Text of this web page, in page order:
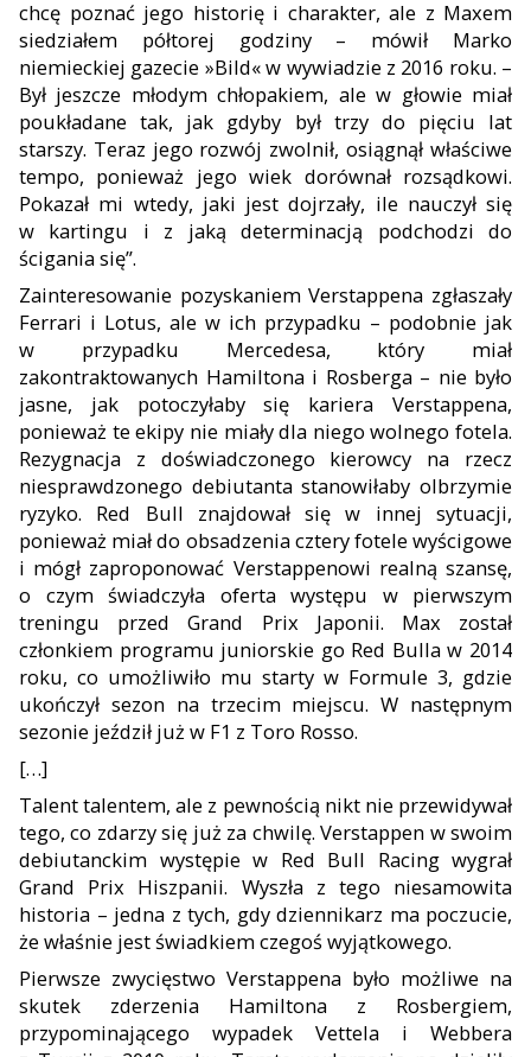
chcę poznać jego historię i charakter, ale z Maxem
siedziałem półtorej godziny – mówił Marko
niemieckiej gazecie »Bild« w wywiadzie z 2016 roku. –
Był jeszcze młodym chłopakiem, ale w głowie miał
poukładane tak, jak gdyby był trzy do pięciu lat
starszy. Teraz jego rozwój zwolnił, osiągnął właściwe
tempo, ponieważ jego wiek dorównał rozsądkowi.
Pokazał mi wtedy, jaki jest dojrzały, ile nauczył się
w kartingu i z jaką determinacją podchodzi do
ścigania się”.
Zainteresowanie pozyskaniem Verstappena zgłaszały
Ferrari i Lotus, ale w ich przypadku – podobnie jak
w przypadku Mercedesa, który miał
zakontraktowanych Hamiltona i Rosberga – nie było
jasne, jak potoczyłaby się kariera Verstappena,
ponieważ te ekipy nie miały dla niego wolnego fotela.
Rezygnacja z doświadczonego kierowcy na rzecz
niesprawdzonego debiutanta stanowiłaby olbrzymie
ryzyko. Red Bull znajdował się w innej sytuacji,
ponieważ miał do obsadzenia cztery fotele wyścigowe
i mógł zaproponować Verstappenowi realną szansę,
o czym świadczyła oferta występu w pierwszym
treningu przed Grand Prix Japonii. Max został
członkiem programu juniorskie go Red Bulla w 2014
roku, co umożliwiło mu starty w Formule 3, gdzie
ukończył sezon na trzecim miejscu. W następnym
sezonie jeździł już w F1 z Toro Rosso.
[…]
Talent talentem, ale z pewnością nikt nie przewidywał
tego, co zdarzy się już za chwilę. Verstappen w swoim
debiutanckim występie w Red Bull Racing wygrał
Grand Prix Hiszpanii. Wyszła z tego niesamowita
historia – jedna z tych, gdy dziennikarz ma poczucie,
że właśnie jest świadkiem czegoś wyjątkowego.
Pierwsze zwycięstwo Verstappena było możliwe na
skutek zderzenia Hamiltona z Rosbergiem,
przypominającego wypadek Vettela i Webbera